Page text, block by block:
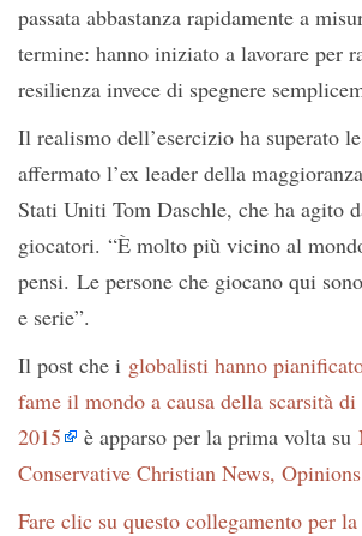
passata abbastanza rapidamente a
termine: hanno iniziato a lavorare per
resilienza invece di spegnere
Il realismo dell’esercizio ha superato
affermato l’ex leader della
Stati Uniti Tom Daschle, che ha agito
giocatori. “È molto più vicino al
pensi. Le persone che giocano qui
e serie”.
Il post che i globalisti hanno
fame il mondo a causa della scarsità
2015
è apparso per la prima volta su
Conservative Christian News,
Fare clic su questo collegamento per